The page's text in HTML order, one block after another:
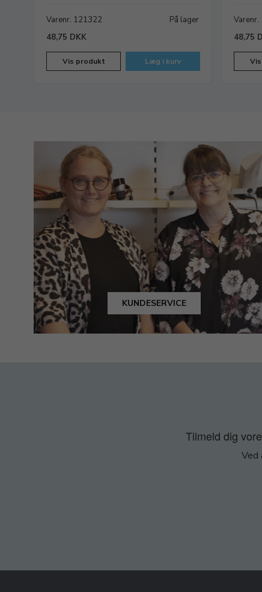
Varenr. 121322
På lager
48,75 DKK
Vis produkt Læg i kurv
48,75
KUNDESERVICE
Tilmeld dig
Ved